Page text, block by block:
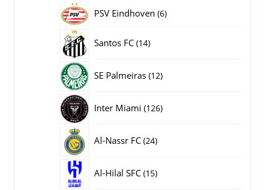
producten
PSV Eindhoven 66
Santos FC 1414
SE Palmeiras 1212
Inter Miami 126126
Al-Nassr FC 2424
Al-Hilal SFC 1515